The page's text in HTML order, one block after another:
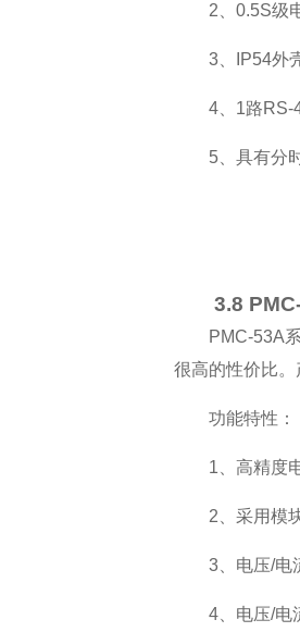
2、0.5S级
3、IP54外
4、1路RS-
5、具有分
3.8
PMC-53A
很高的性价比
功能特性：
1、高精度
2、采用模
3、电压/电
4、电压/电